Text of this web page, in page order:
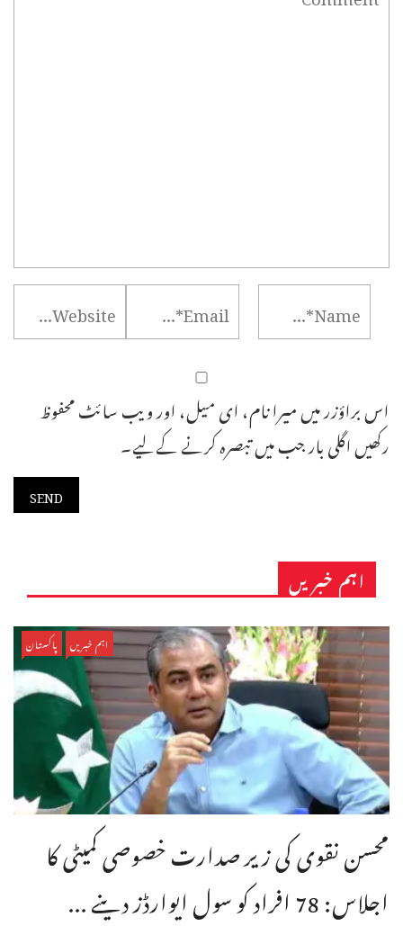
اس براؤزر میں میرا نام، ای میل، اور ویب سائٹ محفوظ
رکھیں اگلی بار جب میں تبصرہ کرنے کےلیے۔
اہم خبریں
اہم خبریں پاکستان
محسن نقوی کی زیر صدارت خصوصی کمیٹی کا
اجلاس: 78 افراد کو سول ایوارڈز دینے ...